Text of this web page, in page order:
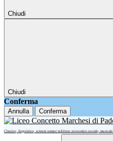
Chiudi
Chiudi
Conferma
Annulla Conferma
Classico, linguistico, scienze umane indirizzo economico-sociale, musicale